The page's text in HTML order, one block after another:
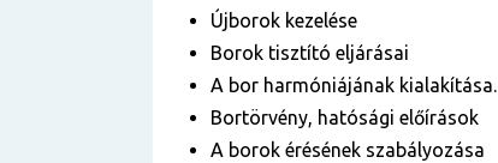
Újborok kezelése
Borok tisztító eljárásai
A bor harmóniájának kialakítása.
Bortörvény, hatósági előírások
A borok érésének szabályozása